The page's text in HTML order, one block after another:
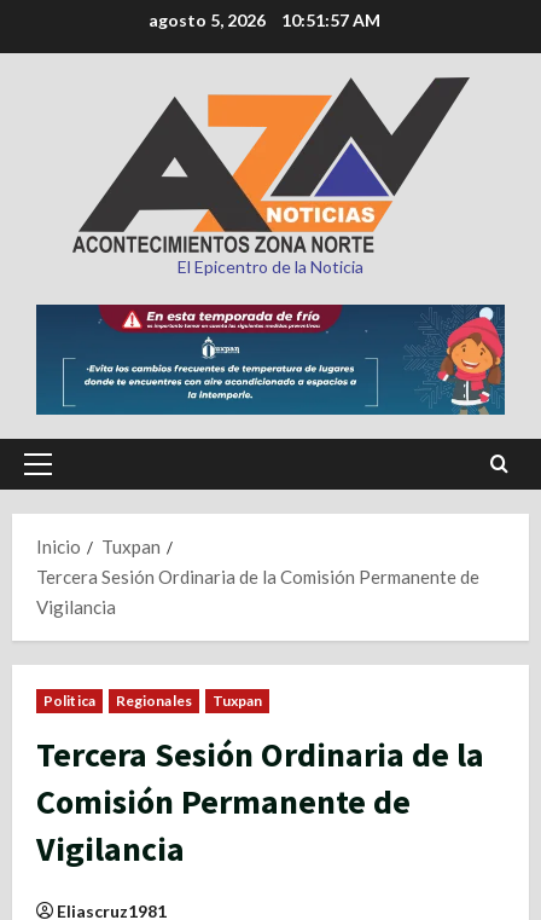
al
agosto 5, 2026 10:51:58 AM
El Epicentro de la Noticia
Menú
Inicio
Tuxpan
Tercera Sesión Ordinaria de la Comisión Permanente de
Vigilancia
Politica Regionales Tuxpan
Tercera Sesión Ordinaria de la
Comisión Permanente de
Vigilancia
Eliascruz1981